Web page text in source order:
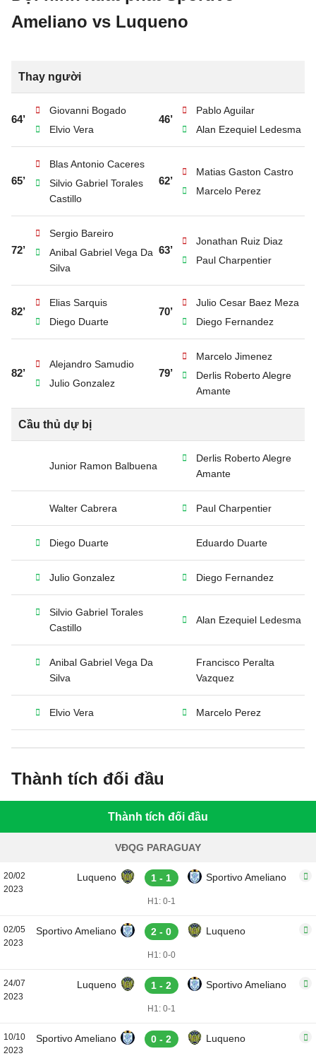
Ameliano vs Luqueno
Thay người
64’
Giovanni Bogado
Elvio Vera
46’
Pablo Aguilar
Alan Ezequiel Ledesma
65’
Blas Antonio Caceres
Silvio Gabriel Torales
Castillo
62’
Matias Gaston Castro
Marcelo Perez
72’
Sergio Bareiro
Anibal Gabriel Vega Da
Silva
63’
Jonathan Ruiz Diaz
Paul Charpentier
82’
Elias Sarquis
Diego Duarte
70’
Julio Cesar Baez Meza
Diego Fernandez
82’
Alejandro Samudio
Julio Gonzalez
79’
Marcelo Jimenez
Derlis Roberto Alegre
Amante
Cầu thủ dự bị
Junior Ramon Balbuena
Derlis Roberto Alegre
Amante
Walter Cabrera Paul Charpentier
Diego Duarte Eduardo Duarte
Julio Gonzalez Diego Fernandez
Silvio Gabriel Torales
Castillo
Alan Ezequiel Ledesma
Anibal Gabriel Vega Da
Silva
Francisco Peralta
Vazquez
Elvio Vera Marcelo Perez
Thành tích đối đầu
Thành tích đối đầu
VĐQG PARAGUAY
20/02
2023
Luqueno 1 - 1 Sportivo Ameliano
H1: 0-1
02/05
2023
Sportivo Ameliano 2 - 0 Luqueno
H1: 0-0
24/07
2023
Luqueno 1 - 2 Sportivo Ameliano
H1: 0-1
10/10
2023
Sportivo Ameliano 0 - 2 Luqueno